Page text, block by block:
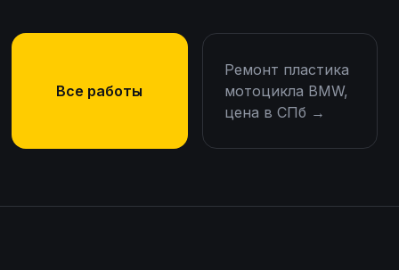
Все работы
Ремонт пластика
мотоцикла BMW,
цена в СПб →